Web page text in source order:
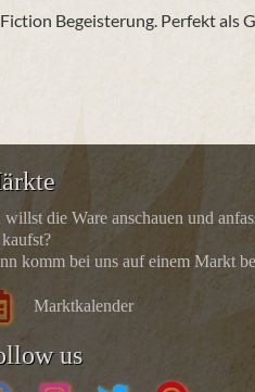
Begeisterung. Perfekt als
willst die Ware anschauen und
komm bei uns auf einem Markt
Marktkalender
us